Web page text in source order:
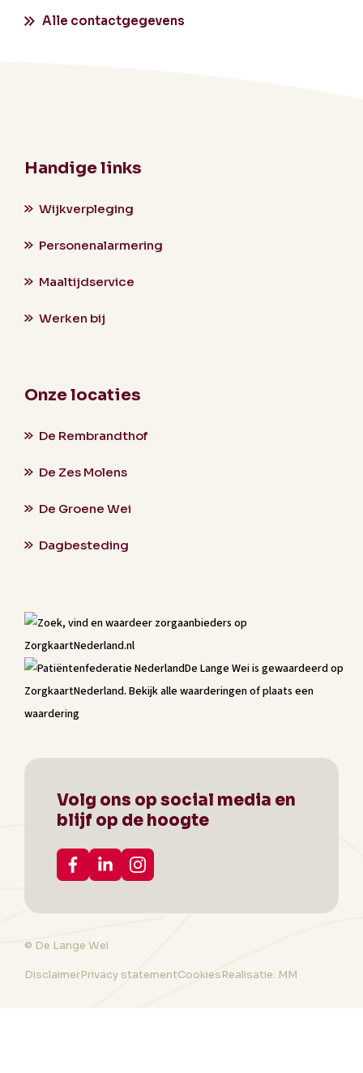
Alle contactgegevens
Handige links
Wijkverpleging
Personenalarmering
Maaltijdservice
Werken bij
Onze locaties
De Rembrandthof
De Zes Molens
De Groene Wei
Dagbesteding
De Lange Weiis gewaardeerd op
ZorgkaartNederland. Bekijk alle waarderingenofplaats een
waardering
Volg ons op social media en
blijf op de hoogte
© De Lange Wei
DisclaimerPrivacy statementCookiesRealisatie: MM